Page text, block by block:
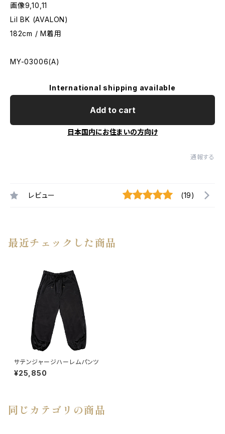
画像9,10,11
Lil BK (AVALON)
182cm / M着用
MY-03006(A)
International shipping available
Add to cart
日本国内にお住まいの方向け
通報する
レビュー (19)
最近チェックした商品
サテンジャージハーレムパンツ
¥25,850
同じカテゴリの商品